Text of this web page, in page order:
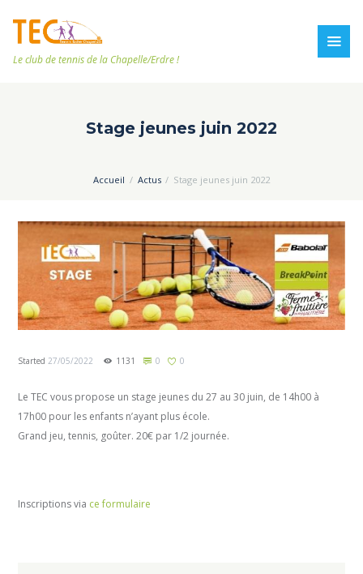
Le club de tennis de la Chapelle/Erdre !
Stage jeunes juin 2022
Accueil Actus Stage jeunes juin 2022
Started27/05/2022 1131 0 0
Le TEC vous propose un stage jeunes du 27 au 30 juin, de 14h00 à
17h00 pour les enfants n’ayant plus école.
Grand jeu, tennis, goûter. 20€ par 1/2 journée.
Inscriptions via ce formulaire